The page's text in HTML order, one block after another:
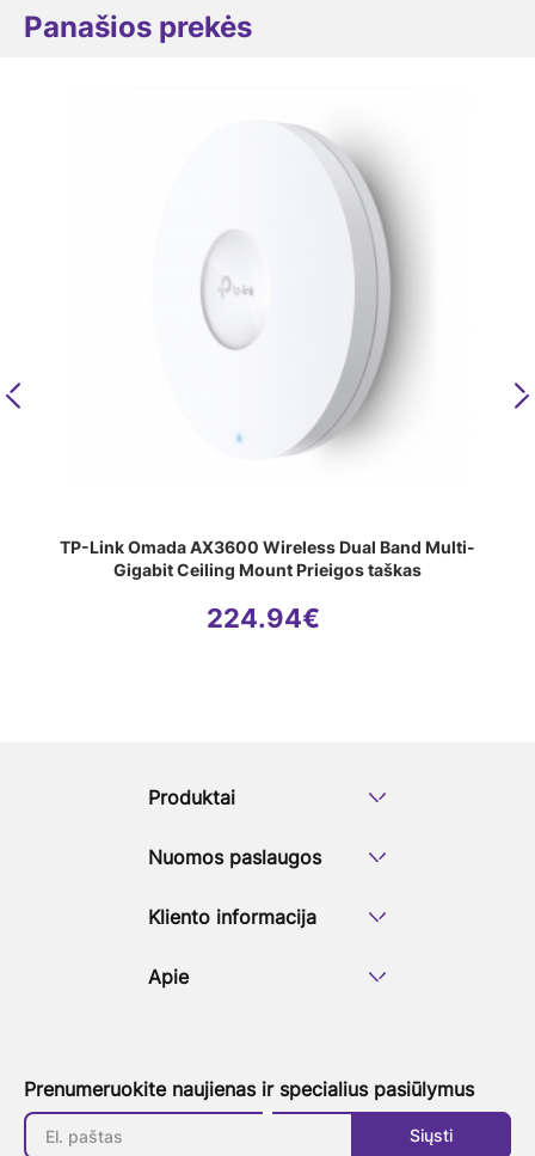
Panašios prekės
Previous
TP-Link Omada AX3600 Wireless Dual Band Multi-
Gigabit Ceiling Mount Prieigos taškas
224.94€
Produktai
Nuomos paslaugos
Kliento informacija
Apie
Prenumeruokite naujienas ir specialius pasiūlymus
Siųsti